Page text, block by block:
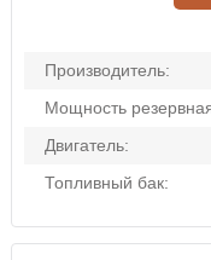
Производитель:
Мощность
Двигатель:
Топливный бак: